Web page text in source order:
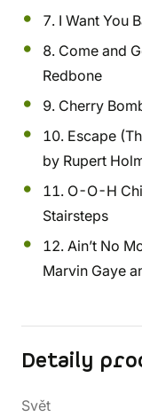
7. I Want You
8. Come and
Redbone
9. Cherry
10. Escape
by Rupert
11. O-O-H
Stairsteps
12. Ain’t No
Marvin Gaye
Detaily
Svět